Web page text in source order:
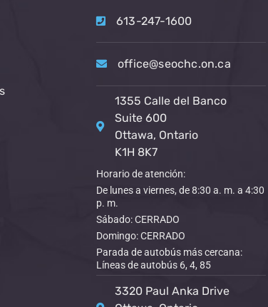
613-247-1600
office@seochc.on.ca
1355 Calle del Banco
Suite 600
Ottawa, Ontario
K1H 8K7
Horario de atención:
De lunes a viernes, de 8:30 a. m. a 4:30
p. m.
Sábado: CERRADO
Domingo: CERRADO
Parada de autobús más cercana:
Líneas de autobús 6, 4, 85
3320 Paul Anka Drive